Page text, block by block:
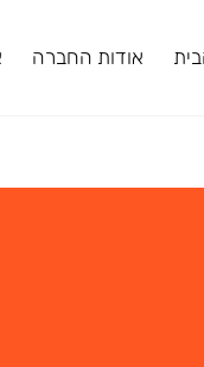
אודות החברה